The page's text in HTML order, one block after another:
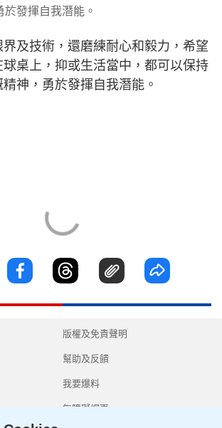
發揮自我潛能。
及技術，還磨練耐心和毅力，希望
桌上，抑或生活當中，都可以保持
神，勇於發揮自我潛能。
版權及免責聲明
幫助及反饋
我要爆料
無障礙網頁